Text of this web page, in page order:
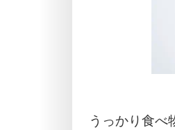
うっかり食べ